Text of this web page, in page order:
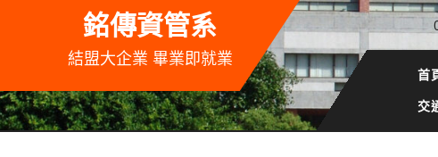
銘傳資管系
結盟大企業 畢業即就業
首
交